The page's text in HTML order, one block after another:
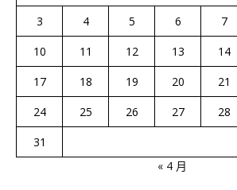
3
4 5 6 7
10
11 12 13 14
17
18 19 20 21
24
25 26 27 28
31
« 4 月